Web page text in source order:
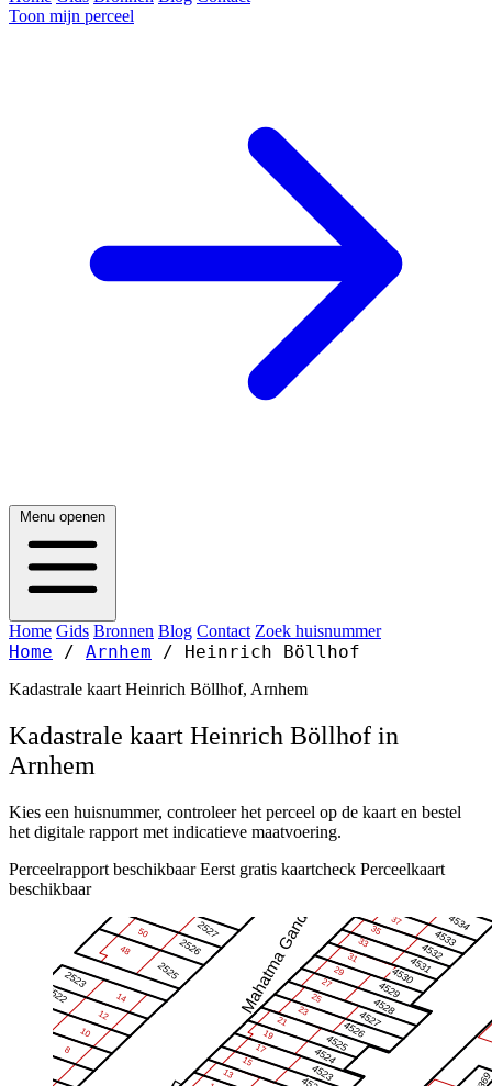
Toon mijn perceel
Menu openen
Home Gids Bronnen Blog Contact Zoek huisnummer
Home / Arnhem / Heinrich Böllhof
Kadastrale kaart Heinrich Böllhof, Arnhem
Kadastrale kaart Heinrich Böllhof in
Arnhem
Kies een huisnummer, controleer het perceel op de kaart en bestel
het digitale rapport met indicatieve maatvoering.
Perceelrapport beschikbaar Eerst gratis kaartcheck Perceelkaart
beschikbaar